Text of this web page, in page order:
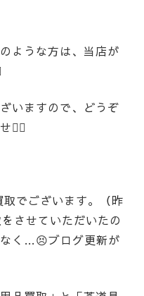
ような方は、当店が
いますので、どうぞ
🙇‍♀️
でございます。（昨
させていただいたの
く…😣ブログ更新が